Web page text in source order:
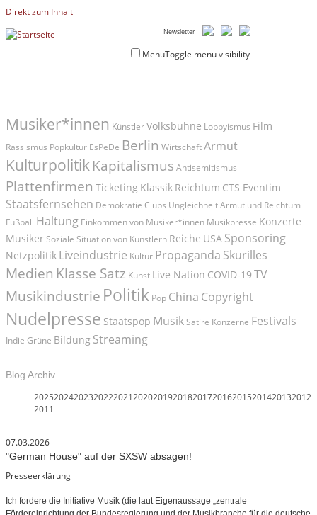
Direkt zum Inhalt
Newsletter
MenüToggle menu visibility
Musiker*innen Künstler Volksbühne Lobbyismus Film
Rassismus Popkultur EsPeDe Berlin Wirtschaft Armut
Kulturpolitik Kapitalismus Antisemitismus
Plattenfirmen Ticketing Klassik Reichtum CTS Eventim
Staatsfernsehen Demokratie Clubs Ungleichheit Armut und Reichtum
Fußball Haltung Einkommen von Musiker*innen Musikpresse Konzerte
Musiker Soziale Situation von Künstlern Reiche USA Sponsoring
Netzpolitik Liveindustrie Kultur Propaganda Skurilles
Medien Klasse Satz Kunst Live Nation COVID-19 TV
Musikindustrie Politik Pop China Copyright
Nudelpresse Staatspop Musik Satire Konzerne Festivals
Indie Grüne Bildung Streaming
Blog Archiv
20252024202320222021202020192018201720162015201420132012
2011
07.03.2026
"German House" auf der SXSW absagen!
Presseerklärung
Ich fordere die Initiative Musik (die laut Eigenaussage „zentrale
Fördereinrichtung der Bundesregierung und der Musikbranche für die deutsche